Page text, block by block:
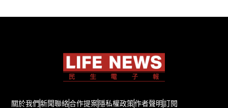
關於我們新聞聯絡合作提案隱私權政策作者聲明訂閱